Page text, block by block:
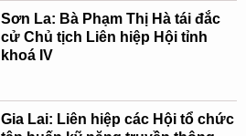
Sơn La: Bà Phạm Thị Hà tái đắc
cử Chủ tịch Liên hiệp Hội tỉnh
khoá IV
Gia Lai: Liên hiệp các Hội tổ chức